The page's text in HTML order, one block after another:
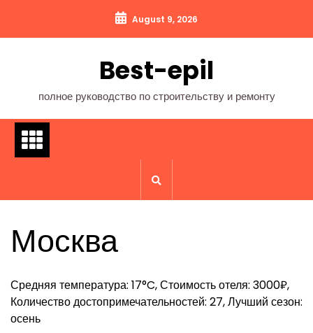
содержимому
August 9, 2026
Best-epil
полное руководство по строительству и ремонту
Москва
Средняя температура: 17°C, Стоимость отеля: 3000₽,
Количество достопримечательностей: 27, Лучший сезон:
осень